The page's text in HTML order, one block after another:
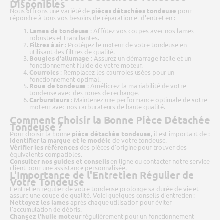
Disponibles
Nous offrons une variété de pièces détachées tondeuse pour
répondre à tous vos besoins de réparation et d'entretien :
Lames de tondeuse : Affûtez vos coupes avec nos lames
robustes et tranchantes.
Filtres à air : Protégez le moteur de votre tondeuse en
utilisant des filtres de qualité.
Bougies d'allumage : Assurez un démarrage facile et un
fonctionnement fluide de votre moteur.
Courroies : Remplacez les courroies usées pour un
fonctionnement optimal.
Roue de tondeuse : Améliorez la maniabilité de votre
tondeuse avec des roues de rechange.
Carburateurs : Maintenez une performance optimale de votre
moteur avec nos carburateurs de haute qualité.
Comment Choisir la Bonne Pièce Détachée
Tondeuse ?
Pour choisir la bonne pièce détachée tondeuse, il est important de :
Identifier la marque et le modèle de votre tondeuse.
Vérifier les références des pièces d'origine pour trouver des
équivalents compatibles.
Consulter nos guides et conseils en ligne ou contacter notre service
client pour une assistance personnalisée.
L'Importance de l'Entretien Régulier de
Votre Tondeuse
L'entretien régulier de votre tondeuse prolonge sa durée de vie et
assure une coupe de qualité. Voici quelques conseils d'entretien :
Nettoyez les lames après chaque utilisation pour éviter
l'accumulation de débris.
Changez l'huile moteur régulièrement pour un fonctionnement